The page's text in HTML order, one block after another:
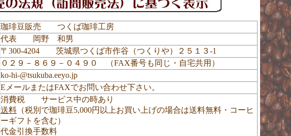
珈琲豆販売 つくば珈琲工房
代表 岡野 和男
〒300-4204 茨城県つくば市作谷（つくりや）２５１３-1
０２９－８６９－０４９０ （FAX番号も同じ・自宅共用）
ko-hi-@tsukuba.eeyo.jp
EメールまたはFAXでお問い合わせ下さい。
消費税 サービス中の時あり
送料 （税別で珈琲豆5,000円以上お買い上げの場合は送料無料・コーヒ
ーギフトを含む）
代金引換手数料